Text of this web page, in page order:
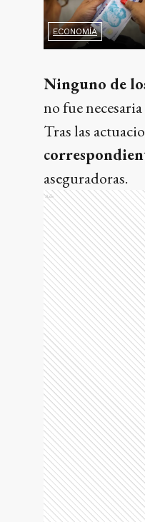
ECONOMÍA
Ninguno de
no fue
Tras las
aseguradoras.
Ads